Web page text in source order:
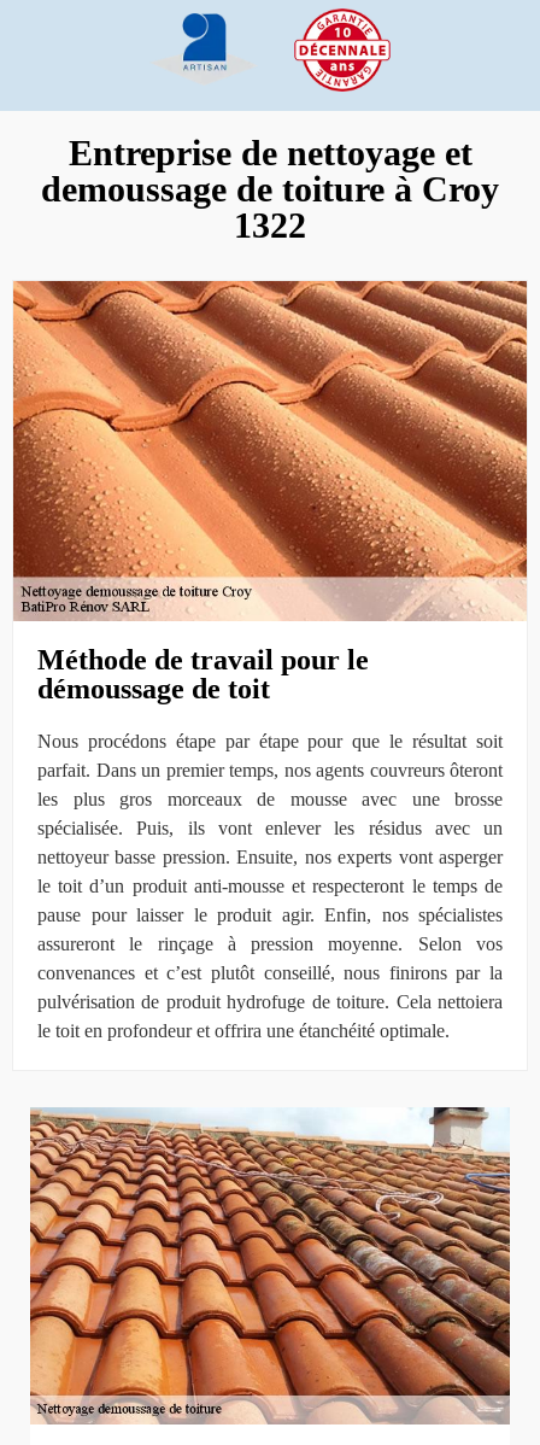
Entreprise de nettoyage et
demoussage de toiture à Croy
1322
Méthode de travail pour le
démoussage de toit
Nous procédons étape par étape pour que le résultat soit
parfait. Dans un premier temps, nos agents couvreurs ôteront
les plus gros morceaux de mousse avec une brosse
spécialisée. Puis, ils vont enlever les résidus avec un
nettoyeur basse pression. Ensuite, nos experts vont asperger
le toit d’un produit anti-mousse et respecteront le temps de
pause pour laisser le produit agir. Enfin, nos spécialistes
assureront le rinçage à pression moyenne. Selon vos
convenances et c’est plutôt conseillé, nous finirons par la
pulvérisation de produit hydrofuge de toiture. Cela nettoiera
le toit en profondeur et offrira une étanchéité optimale.